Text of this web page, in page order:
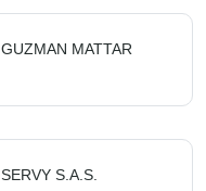
GUZMAN MATTAR
SERVY S.A.S.